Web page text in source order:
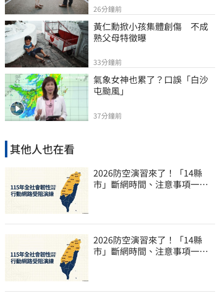
26分鐘前
黃仁勳掀小孩集體創傷　不成
熟父母特徵曝
33分鐘前
氣象女神也累了？口誤「白沙
屯颱風」
37分鐘前
其他人也在看
2026防空演習來了！「14縣
市」斷網時間、注意事項一次
2026防空演習來了！「14縣
市」斷網時間、注意事項一次